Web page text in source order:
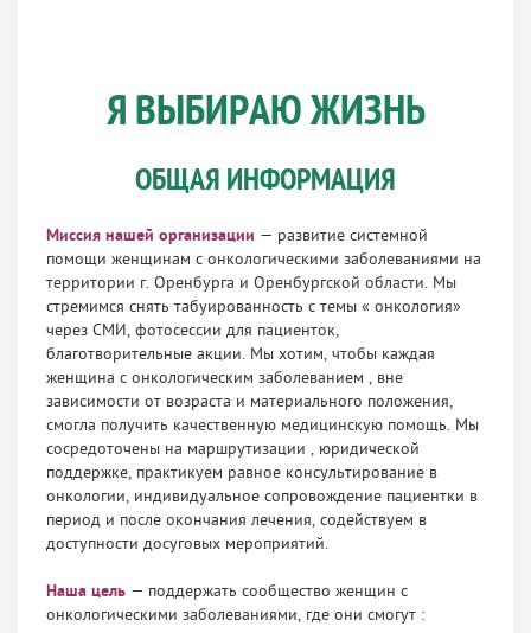
Я ВЫБИРАЮ ЖИЗНЬ
ОБЩАЯ ИНФОРМАЦИЯ
Миссия нашей организации — развитие системной
помощи женщинам с онкологическими заболеваниями на
территории г. Оренбурга и Оренбургской области. Мы
стремимся снять табуированность с темы « онкология»
через СМИ, фотосессии для пациенток,
благотворительные акции. Мы хотим, чтобы каждая
женщина с онкологическим заболеванием , вне
зависимости от возраста и материального положения,
смогла получить качественную медицинскую помощь. Мы
сосредоточены на маршрутизации , юридической
поддержке, практикуем равное консультирование в
онкологии, индивидуальное сопровождение пациентки в
период и после окончания лечения, содействуем в
доступности досуговых мероприятий.
Наша цель — поддержать сообщество женщин с
онкологическими заболеваниями, где они смогут :